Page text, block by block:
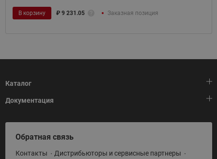
В корзину ₽ 9 231.05 Заказная позиция
Каталог
Тепловая автоматика
Холодильная техника
Приводная техника
Промышленная автоматика
Документация
HeatPlatform (Тепловая платформа)
Полезные программы и инструменты
Условия поставки
Обратная связь
Контакты Дистрибьюторы и сервисные партнеры